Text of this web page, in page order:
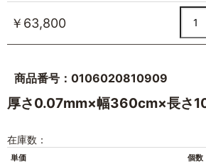
￥63,800
商品番号：0106020810909
厚さ0.07mm×幅360cm×長さ
在庫数：
単価 個数